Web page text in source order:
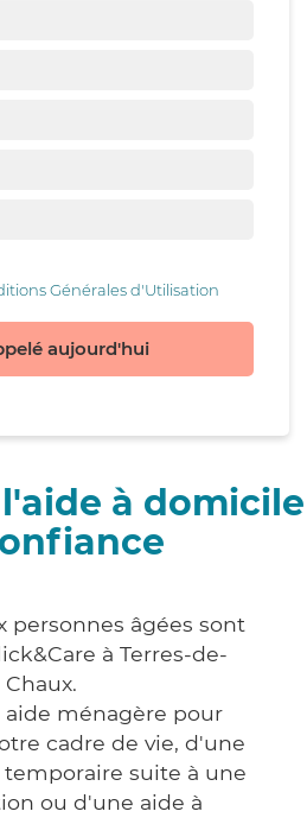
Générales d'Utilisation
aujourd'hui
à domicile
personnes âgées sont
à Terres-de-
Chaux.
aide ménagère pour
cadre de vie, d'une
suite à une
ou d'une aide à